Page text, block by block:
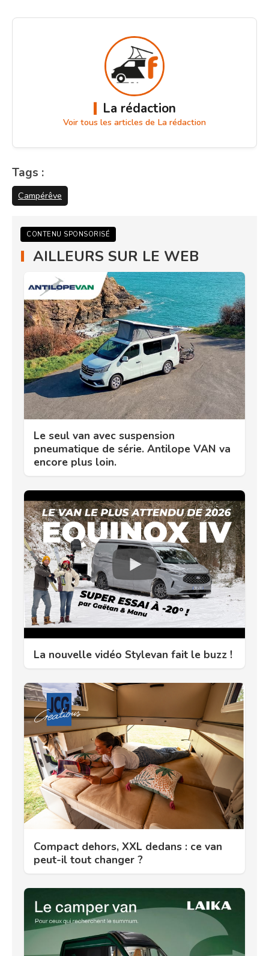
La rédaction
Voir tous les articles de La rédaction
Tags :
Campérêve
CONTENU SPONSORISÉ
AILLEURS SUR LE WEB
Le seul van avec suspension
pneumatique de série. Antilope VAN va
encore plus loin.
La nouvelle vidéo Stylevan fait le buzz !
Compact dehors, XXL dedans : ce van
peut-il tout changer ?